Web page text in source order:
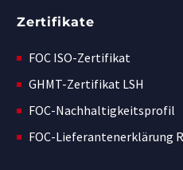
Zertifikate
FOC ISO-Zertifikat
GHMT-Zertifikat LSH
FOC-Nachhaltigkeitsprofil
FOC-Lieferantenerklärung